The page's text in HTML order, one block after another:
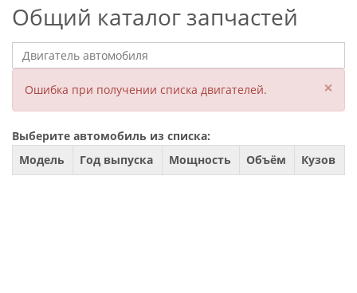
Общий каталог запчастей
Ошибка при получении списка двигателей. ×
Выберите автомобиль из списка:
Модель
Год выпуска Мощность Объём Кузов